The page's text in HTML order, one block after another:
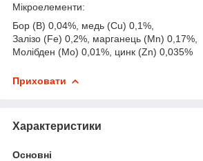
Мікроелементи:
Бор (B) 0,04%, медь (Cu) 0,1%,
Залізо (Fe) 0,2%, марганець (Mn) 0,17%,
Молібден (Mo) 0,01%, цинк (Zn) 0,035%
Приховати
Характеристики
Основні